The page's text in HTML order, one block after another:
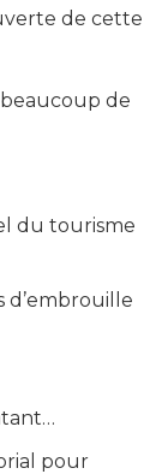
de cette
de
du tourisme
d’embrouille
pour